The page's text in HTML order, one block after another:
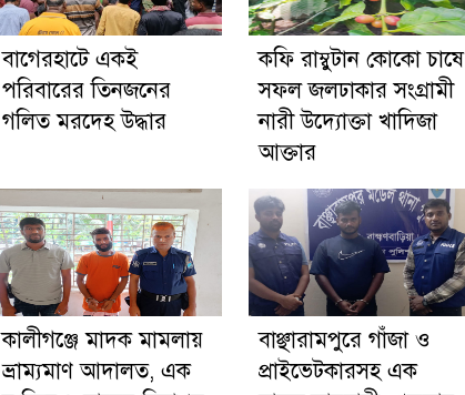
‎বাগেরহাটে একই
পরিবারের তিনজনের
গলিত মরদেহ উদ্ধার
কফি রাম্বুটান কোকো চাষে
সফল জলঢাকার সংগ্রামী
নারী উদ্যোক্তা খাদিজা
আক্তার
কালীগঞ্জে মাদক মামলায়
ভ্রাম্যমাণ আদালত, এক
বাঞ্ছারামপুরে গাঁজা ও
প্রাইভেটকারসহ এক